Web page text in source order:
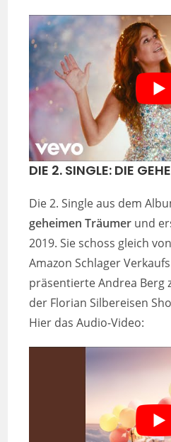
DIE 2. SINGLE: DIE
Die 2. Single aus dem
geheimen Träumer und
2019. Sie schoss gleich
Amazon Schlager
präsentierte Andrea Berg
der Florian Silbereisen
Hier das Audio-Video: